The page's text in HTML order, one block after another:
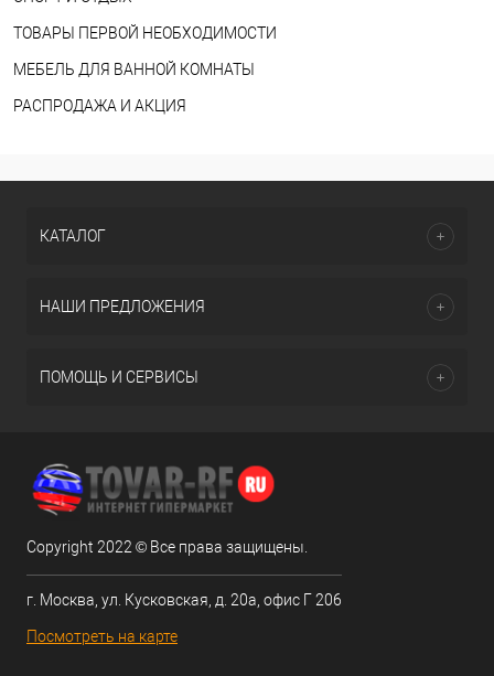
ТОВАРЫ ПЕРВОЙ НЕОБХОДИМОСТИ
МЕБЕЛЬ ДЛЯ ВАННОЙ КОМНАТЫ
РАСПРОДАЖА И АКЦИЯ
КАТАЛОГ
НАШИ ПРЕДЛОЖЕНИЯ
ПОМОЩЬ И СЕРВИСЫ
Copyright 2022 © Все права защищены.
г. Москва, ул. Кусковская, д. 20а, офис Г 206
Посмотреть на карте